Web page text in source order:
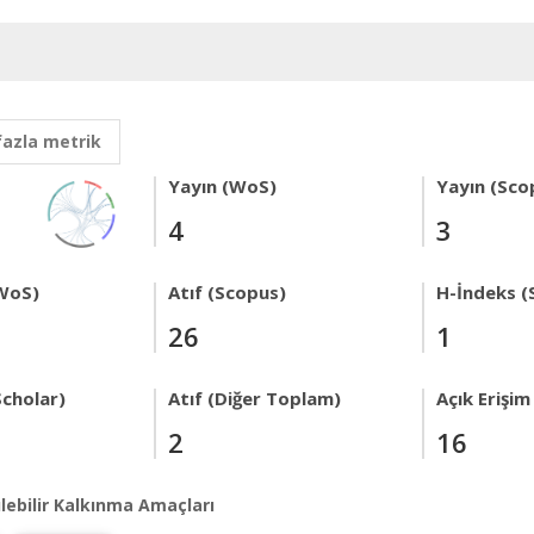
metrik
Yayın (WoS)
4
Yayın
3
Atıf (Scopus)
26
H-İndeks
1
Atıf (Diğer Toplam)
2
Açık Erişim
16
Kalkınma Amaçları